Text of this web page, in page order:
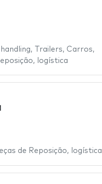
handling, Trailers, Carros,
, logística
de Reposição, logística